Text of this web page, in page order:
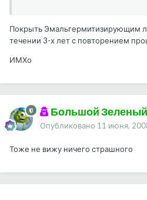
Покрыть Эмальгермитизирующим
течении 3-х лет с повторением
ИМХо
Большой Зеленый
Опубликовано 11 июня,
Тоже не вижу ничего страшного